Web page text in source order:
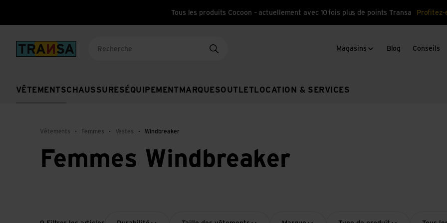
Tous les produits Cocoon – actuellement avec 10 fois plus de points Transa Profitez-
Back to home
VÊTEMENTSCHAUSSURES ÉQUIPEMENT MARQUESOUTLET LOCATION & SERVICES
Magasins Blog Conseils
Vêtements Femmes Vestes Windbreaker
Femmes Windbreaker